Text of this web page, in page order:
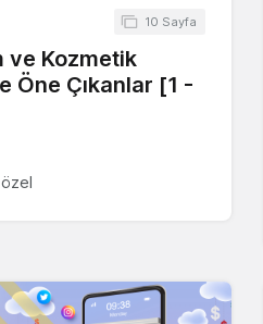
10 Sayfa
ve Kozmetik
Öne Çıkanlar [1 -